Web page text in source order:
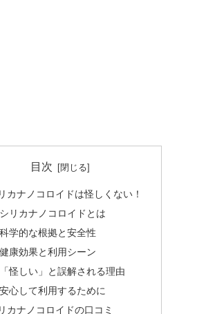
目次
カナノコロイドは怪しくない！
シリカナノコロイドとは
科学的な根拠と安全性
健康効果と利用シーン
「怪しい」と誤解される理由
安心して利用するために
カナノコロイドの口コミ